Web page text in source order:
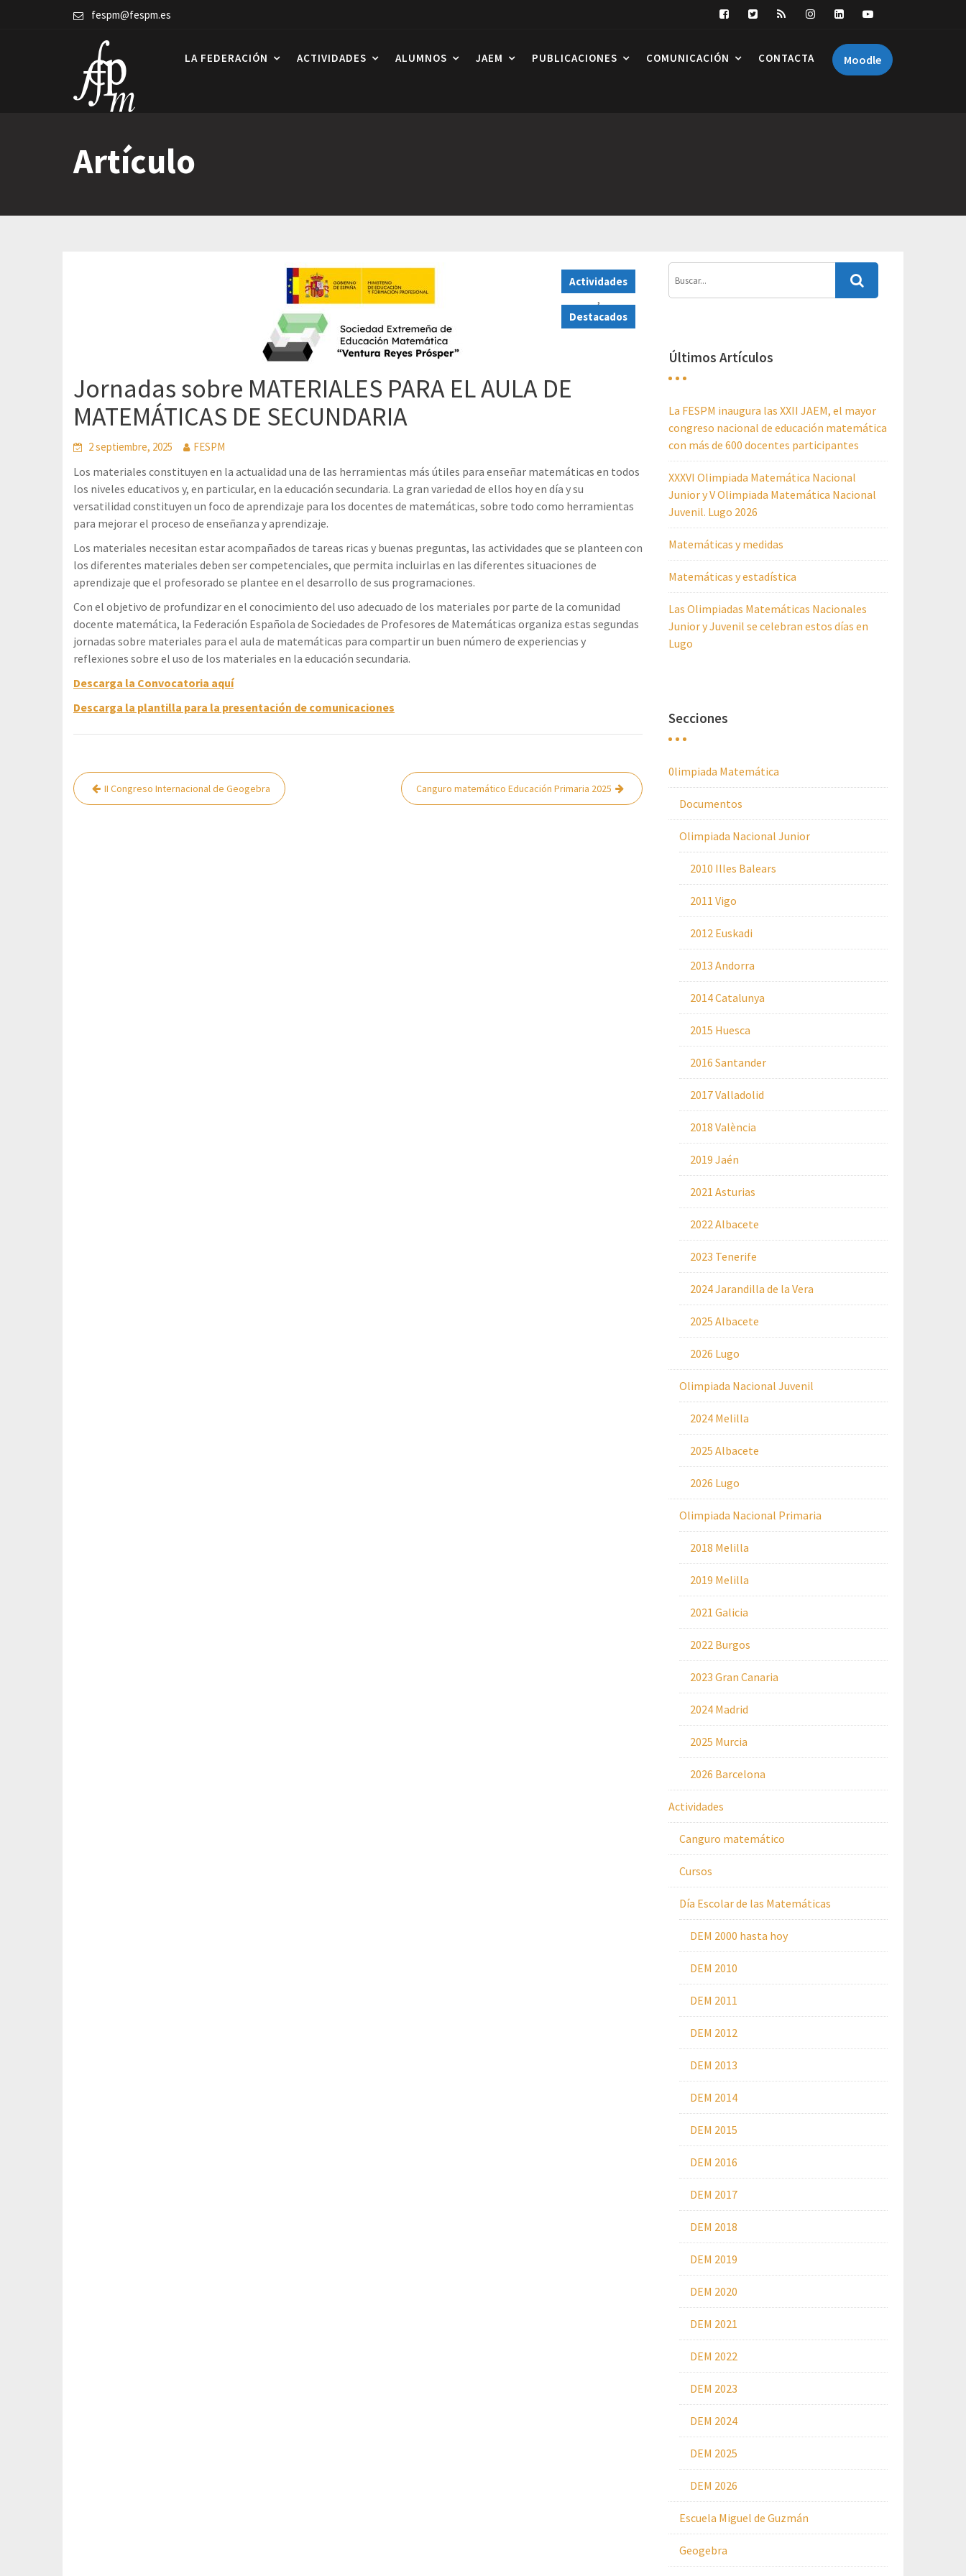
fespm@fespm.es
Moodle
LA FEDERACIÓN ACTIVIDADES ALUMNOS JAEM PUBLICACIONES COMUNICACIÓN CONTACTA
Artículo
Actividades
,
Destacados
Jornadas sobre MATERIALES PARA EL AULA DE
MATEMÁTICAS DE SECUNDARIA
2 septiembre, 2025 FESPM
Los materiales constituyen en la actualidad una de las herramientas más útiles para enseñar matemáticas en todos
los niveles educativos y, en particular, en la educación secundaria. La gran variedad de ellos hoy en día y su
versatilidad constituyen un foco de aprendizaje para los docentes de matemáticas, sobre todo como herramientas
para mejorar el proceso de enseñanza y aprendizaje.
Los materiales necesitan estar acompañados de tareas ricas y buenas preguntas, las actividades que se planteen con
los diferentes materiales deben ser competenciales, que permita incluirlas en las diferentes situaciones de
aprendizaje que el profesorado se plantee en el desarrollo de sus programaciones.
Con el objetivo de profundizar en el conocimiento del uso adecuado de los materiales por parte de la comunidad
docente matemática, la Federación Española de Sociedades de Profesores de Matemáticas organiza estas segundas
jornadas sobre materiales para el aula de matemáticas para compartir un buen número de experiencias y
reflexiones sobre el uso de los materiales en la educación secundaria.
Descarga la Convocatoria aquí
Descarga la plantilla para la presentación de comunicaciones
Navegación
de
II Congreso Internacional de Geogebra Canguro matemático Educación Primaria 2025
Últimos Artículos
La FESPM inaugura las XXII JAEM, el mayor
congreso nacional de educación matemática
con más de 600 docentes participantes
XXXVI Olimpiada Matemática Nacional
Junior y V Olimpiada Matemática Nacional
Juvenil. Lugo 2026
Matemáticas y medidas
Matemáticas y estadística
Las Olimpiadas Matemáticas Nacionales
Junior y Juvenil se celebran estos días en
Lugo
Secciones
0limpiada Matemática
Documentos
Olimpiada Nacional Junior
2010 Illes Balears
2011 Vigo
2012 Euskadi
2013 Andorra
2014 Catalunya
2015 Huesca
2016 Santander
2017 Valladolid
2018 València
2019 Jaén
2021 Asturias
2022 Albacete
2023 Tenerife
2024 Jarandilla de la Vera
2025 Albacete
2026 Lugo
Olimpiada Nacional Juvenil
2024 Melilla
2025 Albacete
2026 Lugo
Olimpiada Nacional Primaria
2018 Melilla
2019 Melilla
2021 Galicia
2022 Burgos
2023 Gran Canaria
2024 Madrid
2025 Murcia
2026 Barcelona
Actividades
Canguro matemático
Cursos
Día Escolar de las Matemáticas
DEM 2000 hasta hoy
DEM 2010
DEM 2011
DEM 2012
DEM 2013
DEM 2014
DEM 2015
DEM 2016
DEM 2017
DEM 2018
DEM 2019
DEM 2020
DEM 2021
DEM 2022
DEM 2023
DEM 2024
DEM 2025
DEM 2026
Escuela Miguel de Guzmán
Geogebra